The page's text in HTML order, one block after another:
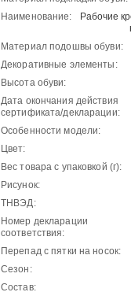
2904
580800
Наименование:
Рабочие
Материал подошвы обуви:
Декоративные элементы:
Высота обуви:
Дата окончания действия
сертификата/декларации:
Особенности модели:
Цвет:
Вес товара с упаковкой (г):
Рисунок:
ТНВЭД:
Номер декларации
соответствия:
Перепад с пятки на носок:
Сезон:
Состав: